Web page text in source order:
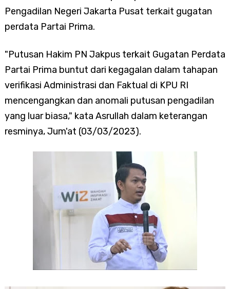
Pengadilan Negeri Jakarta Pusat terkait gugatan
perdata Partai Prima.
"Putusan Hakim PN Jakpus terkait Gugatan Perdata
Partai Prima buntut dari kegagalan dalam tahapan
verifikasi Administrasi dan Faktual di KPU RI
mencengangkan dan anomali putusan pengadilan
yang luar biasa," kata Asrullah dalam keterangan
resminya, Jum'at (03/03/2023).